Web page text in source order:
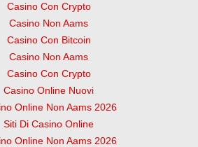
Casino Con Crypto
Casino Non Aams
Casino Con Bitcoin
Casino Non Aams
Casino Con Crypto
Casino Online Nuovi
Online Non Aams 2026
Siti Di Casino Online
Online Non Aams 2026